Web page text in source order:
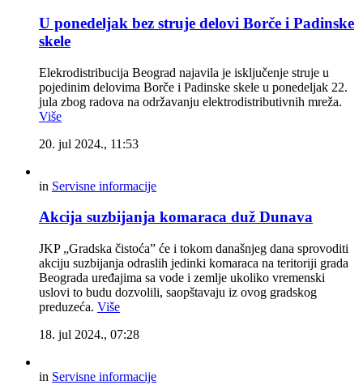
U ponedeljak bez struje delovi Borče i Padinske
skele
Elekrodistribucija Beograd najavila je isključenje struje u
pojedinim delovima Borče i Padinske skele u ponedeljak 22.
jula zbog radova na održavanju elektrodistributivnih mreža.
Više
20. jul 2024., 11:53
in Servisne informacije
Akcija suzbijanja komaraca duž Dunava
JKP „Gradska čistoća” će i tokom današnjeg dana sprovoditi
akciju suzbijanja odraslih jedinki komaraca na teritoriji grada
Beograda uređajima sa vode i zemlje ukoliko vremenski
uslovi to budu dozvolili, saopštavaju iz ovog gradskog
preduzeća. Više
18. jul 2024., 07:28
in Servisne informacije